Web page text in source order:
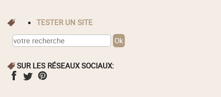
TESTER UN SITE
SUR LES RÉSEAUX SOCIAUX: